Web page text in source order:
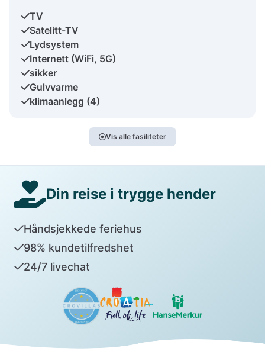
TV
Satelitt-TV
Lydsystem
Internett (WiFi, 5G)
sikker
Gulvvarme
klimaanlegg (4)
Vis alle fasiliteter
Din reise i trygge hender
Håndsjekkede feriehus
98% kundetilfredshet
24/7 livechat